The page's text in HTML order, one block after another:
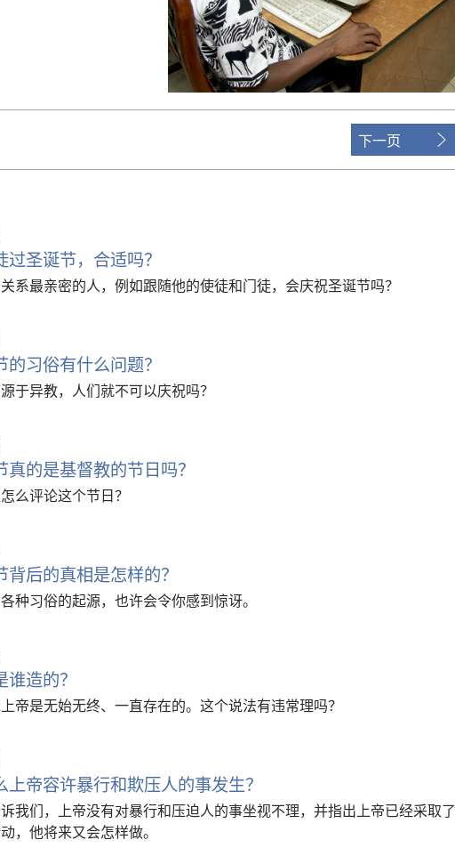
下一页
过圣诞节，合适吗？
系最亲密的人，例如跟随他的使徒和门徒，会庆祝圣诞节吗？
的习俗有什么问题？
于异教，人们就不可以庆祝吗？
真的是基督教的节日吗？
么评论这个节日？
背后的真相是怎样的？
种习俗的起源，也许会令你感到惊讶。
谁造的？
帝是无始无终、一直存在的。这个说法有违常理吗？
上帝容许暴行和欺压人的事发生？
我们，上帝没有对暴行和压迫人的事坐视不理，并指出上帝已经采取了
，他将来又会怎样做。